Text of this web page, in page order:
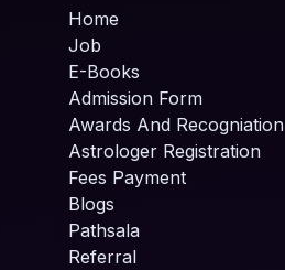
Home
Job
E-Books
Admission Form
Awards And Recogniation
Astrologer Registration
Fees Payment
Blogs
Pathsala
Referral